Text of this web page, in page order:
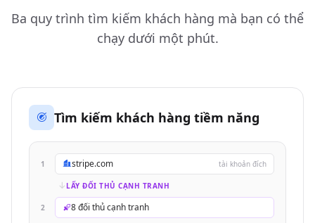
Ba quy trình tìm kiếm khách hàng mà bạn có thể
chạy dưới một phút.
Tìm kiếm khách hàng tiềm năng
1 stripe.com tài khoản đích
LẤY ĐỐI THỦ CẠNH TRANH
2 8 đối thủ cạnh tranh